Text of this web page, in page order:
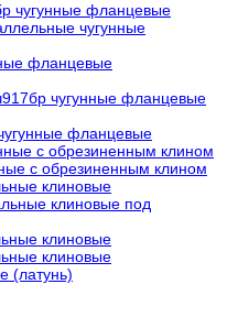
чугунные фланцевые
чугунные
фланцевые
чугунные фланцевые
фланцевые
с обрезиненным клином
с обрезиненным клином
клиновые
клиновые под
клиновые
клиновые
(латунь)